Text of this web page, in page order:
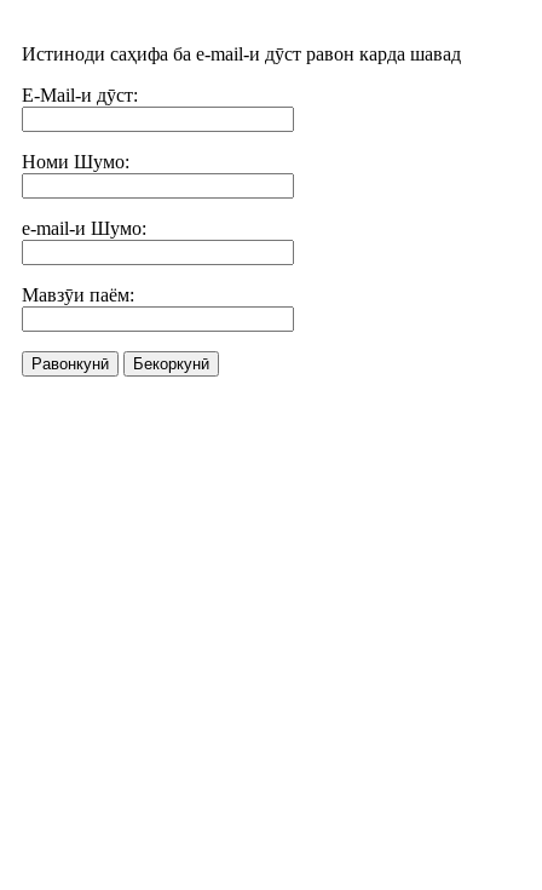
Истиноди саҳифа ба e-mail-и дӯст равон карда шавад
E-Mail-и дӯст:
Номи Шумо:
e-mail-и Шумо:
Мавзӯи паём:
Равонкунӣ Бекоркунӣ